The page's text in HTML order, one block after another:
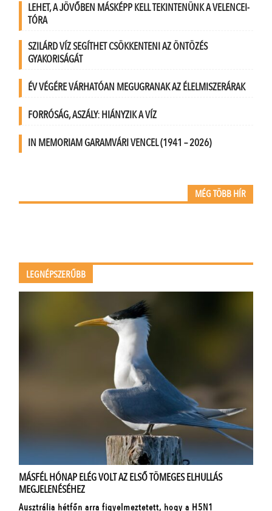
LEHET, A JÖVŐBEN MÁSKÉPP KELL TEKINTENÜNK A VELENCEI-
TÓRA
SZILÁRD VÍZ SEGÍTHET CSÖKKENTENI AZ ÖNTÖZÉS
GYAKORISÁGÁT
ÉV VÉGÉRE VÁRHATÓAN MEGUGRANAK AZ ÉLELMISZERÁRAK
FORRÓSÁG, ASZÁLY: HIÁNYZIK A VÍZ
IN MEMORIAM GARAMVÁRI VENCEL (1941 – 2026)
MÉG TÖBB HÍR
LEGNÉPSZERŰBB